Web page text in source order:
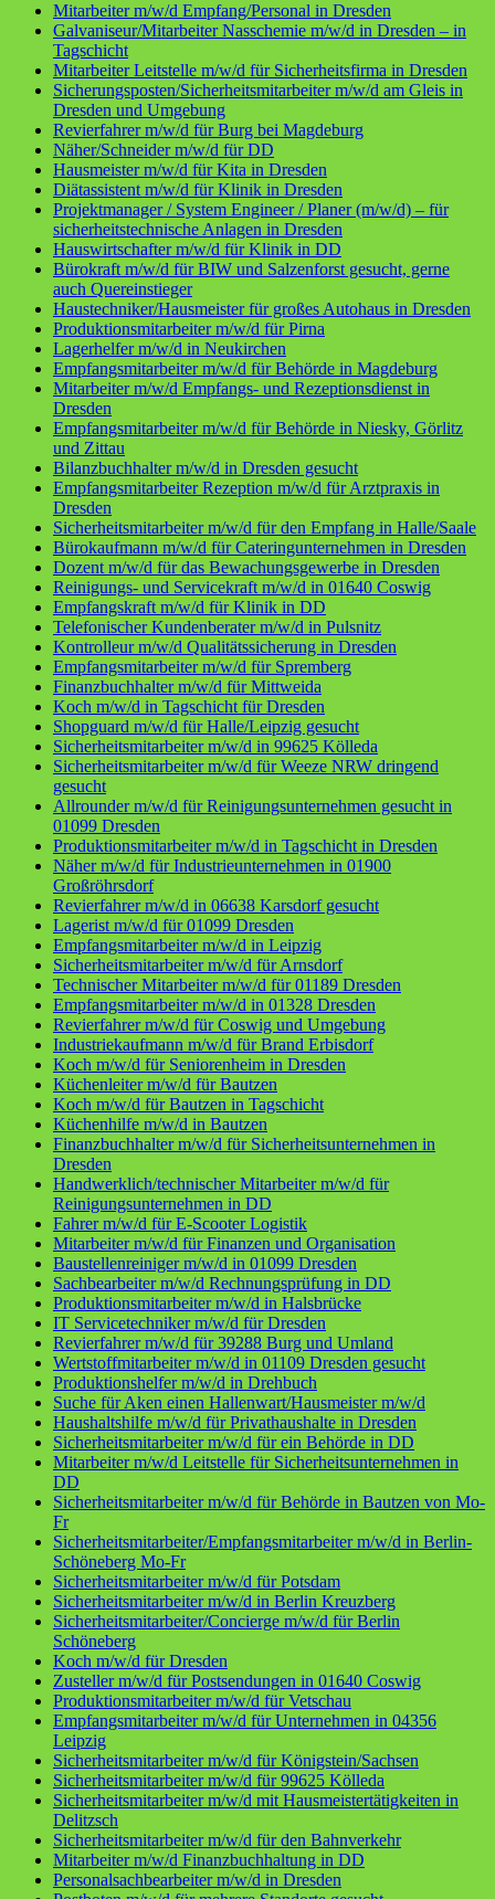
Mitarbeiter m/w/d Empfang/Personal in Dresden
Galvaniseur/Mitarbeiter Nasschemie m/w/d in Dresden – in
Tagschicht
Mitarbeiter Leitstelle m/w/d für Sicherheitsfirma in Dresden
Sicherungsposten/Sicherheitsmitarbeiter m/w/d am Gleis in
Dresden und Umgebung
Revierfahrer m/w/d für Burg bei Magdeburg
Näher/Schneider m/w/d für DD
Hausmeister m/w/d für Kita in Dresden
Diätassistent m/w/d für Klinik in Dresden
Projektmanager / System Engineer / Planer (m/w/d) – für
sicherheitstechnische Anlagen in Dresden
Hauswirtschafter m/w/d für Klinik in DD
Bürokraft m/w/d für BIW und Salzenforst gesucht, gerne
auch Quereinstieger
Haustechniker/Hausmeister für großes Autohaus in Dresden
Produktionsmitarbeiter m/w/d für Pirna
Lagerhelfer m/w/d in Neukirchen
Empfangsmitarbeiter m/w/d für Behörde in Magdeburg
Mitarbeiter m/w/d Empfangs- und Rezeptionsdienst in
Dresden
Empfangsmitarbeiter m/w/d für Behörde in Niesky, Görlitz
und Zittau
Bilanzbuchhalter m/w/d in Dresden gesucht
Empfangsmitarbeiter Rezeption m/w/d für Arztpraxis in
Dresden
Sicherheitsmitarbeiter m/w/d für den Empfang in Halle/Saale
Bürokaufmann m/w/d für Cateringunternehmen in Dresden
Dozent m/w/d für das Bewachungsgewerbe in Dresden
Reinigungs- und Servicekraft m/w/d in 01640 Coswig
Empfangskraft m/w/d für Klinik in DD
Telefonischer Kundenberater m/w/d in Pulsnitz
Kontrolleur m/w/d Qualitätssicherung in Dresden
Empfangsmitarbeiter m/w/d für Spremberg
Finanzbuchhalter m/w/d für Mittweida
Koch m/w/d in Tagschicht für Dresden
Shopguard m/w/d für Halle/Leipzig gesucht
Sicherheitsmitarbeiter m/w/d in 99625 Kölleda
Sicherheitsmitarbeiter m/w/d für Weeze NRW dringend
gesucht
Allrounder m/w/d für Reinigungsunternehmen gesucht in
01099 Dresden
Produktionsmitarbeiter m/w/d in Tagschicht in Dresden
Näher m/w/d für Industrieunternehmen in 01900
Großröhrsdorf
Revierfahrer m/w/d in 06638 Karsdorf gesucht
Lagerist m/w/d für 01099 Dresden
Empfangsmitarbeiter m/w/d in Leipzig
Sicherheitsmitarbeiter m/w/d für Arnsdorf
Technischer Mitarbeiter m/w/d für 01189 Dresden
Empfangsmitarbeiter m/w/d in 01328 Dresden
Revierfahrer m/w/d für Coswig und Umgebung
Industriekaufmann m/w/d für Brand Erbisdorf
Koch m/w/d für Seniorenheim in Dresden
Küchenleiter m/w/d für Bautzen
Koch m/w/d für Bautzen in Tagschicht
Küchenhilfe m/w/d in Bautzen
Finanzbuchhalter m/w/d für Sicherheitsunternehmen in
Dresden
Handwerklich/technischer Mitarbeiter m/w/d für
Reinigungsunternehmen in DD
Fahrer m/w/d für E-Scooter Logistik
Mitarbeiter m/w/d für Finanzen und Organisation
Baustellenreiniger m/w/d in 01099 Dresden
Sachbearbeiter m/w/d Rechnungsprüfung in DD
Produktionsmitarbeiter m/w/d in Halsbrücke
IT Servicetechniker m/w/d für Dresden
Revierfahrer m/w/d für 39288 Burg und Umland
Wertstoffmitarbeiter m/w/d in 01109 Dresden gesucht
Produktionshelfer m/w/d in Drehbuch
Suche für Aken einen Hallenwart/Hausmeister m/w/d
Haushaltshilfe m/w/d für Privathaushalte in Dresden
Sicherheitsmitarbeiter m/w/d für ein Behörde in DD
Mitarbeiter m/w/d Leitstelle für Sicherheitsunternehmen in
DD
Sicherheitsmitarbeiter m/w/d für Behörde in Bautzen von Mo-
Fr
Sicherheitsmitarbeiter/Empfangsmitarbeiter m/w/d in Berlin-
Schöneberg Mo-Fr
Sicherheitsmitarbeiter m/w/d für Potsdam
Sicherheitsmitarbeiter m/w/d in Berlin Kreuzberg
Sicherheitsmitarbeiter/Concierge m/w/d für Berlin
Schöneberg
Koch m/w/d für Dresden
Zusteller m/w/d für Postsendungen in 01640 Coswig
Produktionsmitarbeiter m/w/d für Vetschau
Empfangsmitarbeiter m/w/d für Unternehmen in 04356
Leipzig
Sicherheitsmitarbeiter m/w/d für Königstein/Sachsen
Sicherheitsmitarbeiter m/w/d für 99625 Kölleda
Sicherheitsmitarbeiter m/w/d mit Hausmeistertätigkeiten in
Delitzsch
Sicherheitsmitarbeiter m/w/d für den Bahnverkehr
Mitarbeiter m/w/d Finanzbuchhaltung in DD
Personalsachbearbeiter m/w/d in Dresden